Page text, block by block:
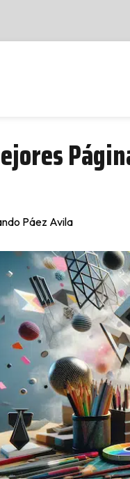
Páez Avila